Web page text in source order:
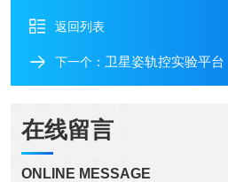
返回列表
下一个： 卫星姿轨控实验平台
在线留言
ONLINE MESSAGE